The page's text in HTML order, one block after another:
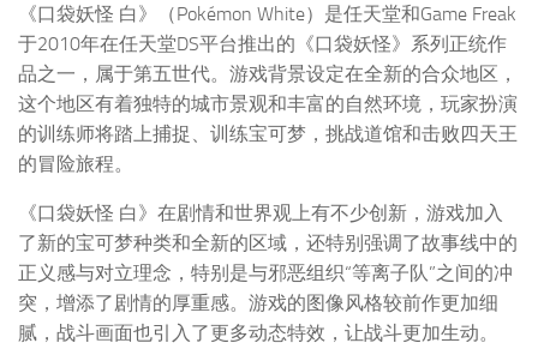
《口袋妖怪 白》（Pokémon White）是任天堂和Game Freak
于2010年在任天堂DS平台推出的《口袋妖怪》系列正统作
品之一，属于第五世代。游戏背景设定在全新的合众地区，
这个地区有着独特的城市景观和丰富的自然环境，玩家扮演
的训练师将踏上捕捉、训练宝可梦，挑战道馆和击败四天王
的冒险旅程。
《口袋妖怪 白》在剧情和世界观上有不少创新，游戏加入
了新的宝可梦种类和全新的区域，还特别强调了故事线中的
正义感与对立理念，特别是与邪恶组织“等离子队”之间的冲
突，增添了剧情的厚重感。游戏的图像风格较前作更加细
腻，战斗画面也引入了更多动态特效，让战斗更加生动。